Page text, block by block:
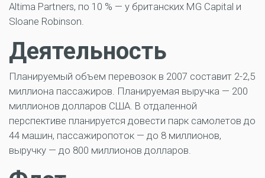
Altima Partners, по 10 % — у британских MG Capital и
Sloane Robinson.
Деятельность
Планируемый объем перевозок в 2007 составит 2-2,5
миллиона пассажиров. Планируемая выручка — 200
миллионов долларов США. В отдаленной
перспективе планируется довести парк самолетов до
44 машин, пассажиропоток — до 8 миллионов,
выручку — до 800 миллионов долларов.